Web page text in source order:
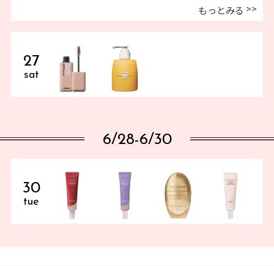
もっとみる
27
sat
6/28-6/30
30
tue